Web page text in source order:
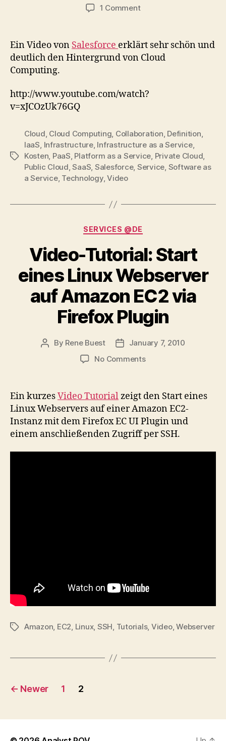
1 Commenton
ist
Cloud
Computing?
Ein Video von Salesforce erklärt sehr schön und
deutlich den Hintergrund von Cloud
Computing.
http://www.youtube.com/watch?
v=xJCOzUk76GQ
Tags
Cloud, Cloud Computing, Collaboration, Definition,
IaaS, Infrastructure, Infrastructure as a Service,
Kosten, PaaS, Platform as a Service, Private Cloud,
Public Cloud,SaaS, Salesforce, Service, Software as
a Service, Technology,Video
Categories
SERVICES @DE
Video-Tutorial: Start
eines Linux Webserver
auf Amazon EC2 via
Firefox Plugin
Post
By Rene Buest
PostJanuary 7, 2010
No Commentson
Start
Linux
Webserver
auf
Ein kurzesVideo Tutorialzeigt den Start eines
Linux Webservers auf einer Amazon EC2-
Instanz mit dem Firefox EC UI Plugin und
einem anschließenden Zugriff per SSH.
TagsAmazon, EC2, Linux, SSH, Tutorials, Video,Webserver
Posts
← Newer 1 2